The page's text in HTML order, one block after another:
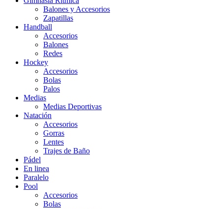
Balones y Accesorios
Zapatillas
Handball
Accesorios
Balones
Redes
Hockey
Accesorios
Bolas
Palos
Medias
Medias Deportivas
Natación
Accesorios
Gorras
Lentes
Trajes de Baño
Pádel
En linea
Paralelo
Pool
Accesorios
Bolas